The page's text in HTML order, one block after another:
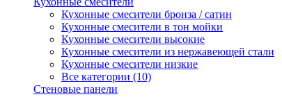
Кухонные смесители бронза / сатин
Кухонные смесители в тон мойки
Кухонные смесители высокие
Кухонные смесители из нержавеющей стали
Кухонные смесители низкие
Все категории (10)
Стеновые панели